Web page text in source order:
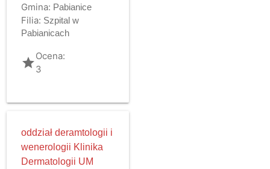
Gmina: Pabianice
Filia: Szpital w
Pabianicach
gradeOcena:
3
oddział deramtologii i
wenerologii Klinika
Dermatologii UM